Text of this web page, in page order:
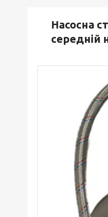
Насосна
середній